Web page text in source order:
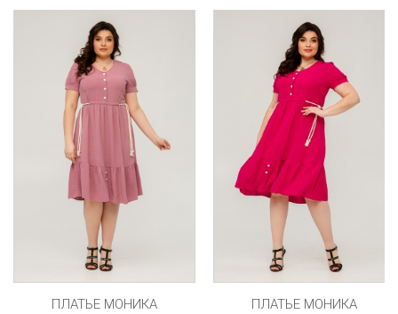
ПЛАТЬЕ МОНИКА ПЛАТЬЕ МОНИКА